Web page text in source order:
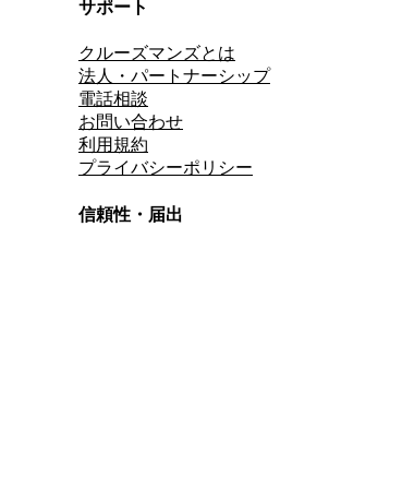
サポート
クルーズマンズとは
法人・パートナーシップ
電話相談
お問い合わせ
利用規約
プライバシーポリシー
信頼性・届出